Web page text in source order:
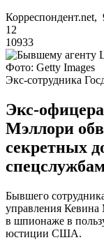
12
10933
Фото: Getty Images
Экс-сотрудника
Экс-
Мэллори
секретных
Бывшего
управления
в шпионаже в
юстиции США.